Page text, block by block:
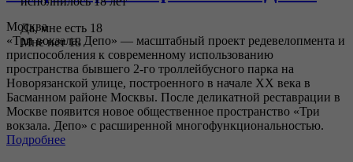
Москва
«Три вокзала. Депо» — масштабный проект редевелопмента и
приспособления к современному использованию
пространства бывшего 2-го троллейбусного парка на
Новорязанской улице, построенного в начале XX века в
Басманном районе Москвы. После деликатной реставрации в
Москве появится новое общественное пространство «Три
вокзала. Депо» с расширенной многофункциональностью.
Подробнее
Да, мне есть 18
Мне нет 18